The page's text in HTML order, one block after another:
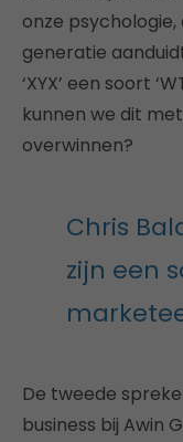
onze
generatie
‘XYX’ een soort
kunnen we dit
overwinnen?
Chris
zijn een
De tweede
business bij Awin